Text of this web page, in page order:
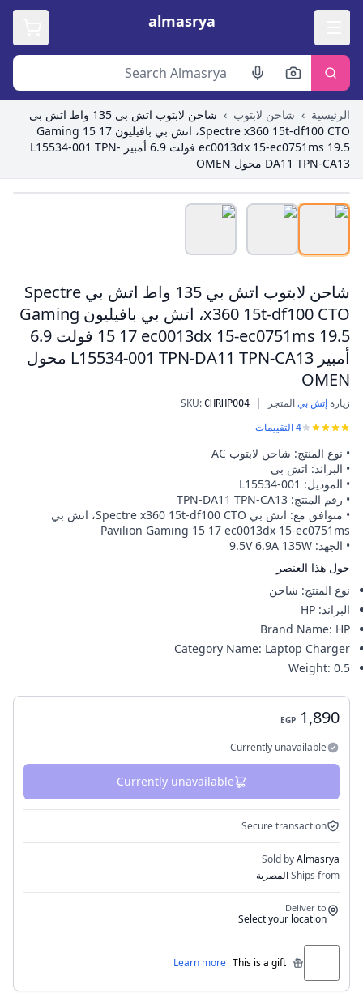
almasrya
الرئيسية › شاحن لابتوب ›
شاحن لابتوب اتش بي 135 واط اتش بي
Spectre x360 15t-df100 CTO، اتش بي بافيليون Gaming 15 17
ec0013dx 15-ec0751ms 19.5 فولت 6.9 أمبير L15534-001 TPN-
DA11 TPN-CA13 محول OMEN
شاحن لابتوب اتش بي 135 واط اتش بي Spectre
x360 15t-df100 CTO، اتش بي بافيليون Gaming
15 17 ec0013dx 15-ec0751ms 19.5 فولت 6.9
أمبير L15534-001 TPN-DA11 TPN-CA13 محول
OMEN
شاحن لابتوب اتش بي 135 واط اتش بي Spectre x360 15t-df100 CTO، اتش بي بافيليون Gaming 15 17 ec0013dx 15-ec0751ms 19.5 فولت 6.9 أمبير L15534-001 TPN-DA11 TPN-CA13 محول OMEN
زيارةإتش بيالمتجر |
SKU: CHRHP004
4التقييمات
• نوع المنتج: شاحن لابتوب AC
• البراند: اتش بي
• الموديل: L15534-001
• رقم المنتج: TPN-DA11 TPN-CA13
• متوافق مع: اتش بي Spectre x360 15t-df100 CTO، اتش بي
Pavilion Gaming 15 17 ec0013dx 15-ec0751ms
• الجهد: 9.5V 6.9A 135W
حول هذا العنصر
نوع المنتج: شاحن
البراند:
HP
Brand Name: HP
Category Name: Laptop Charger
Weight: 0.5
1,890
EGP
Currently unavailable
Currently unavailable
Secure transaction
Sold byAlmasrya
Ships fromالمصرية
Deliver to
Select your location
This is a gift
Learn more